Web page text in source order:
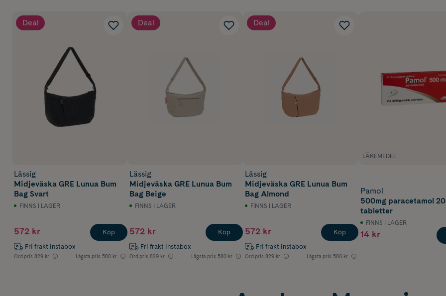
Deal
Lässig
Midjeväska GRE Lunua Bum
Bag Svart
FINNS I LAGER
572 kr
Fri frakt Instabox
Ord.pris 829 kr Lägsta pris 580 kr
Köp
Deal
Lässig
Midjeväska GRE Lunua Bum
Bag Beige
FINNS I LAGER
572 kr
Fri frakt Instabox
Ord.pris 829 kr Lägsta pris 580 kr
Köp
Deal
Lässig
Midjeväska GRE Lunua Bum
Bag Almond
FINNS I LAGER
572 kr
Fri frakt Instabox
Ord.pris 829 kr Lägsta pris 580 kr
Köp
LÄKEMEDEL
Pamol
500mg paracetamol 20
tabletter
FINNS I LAGER
14 kr